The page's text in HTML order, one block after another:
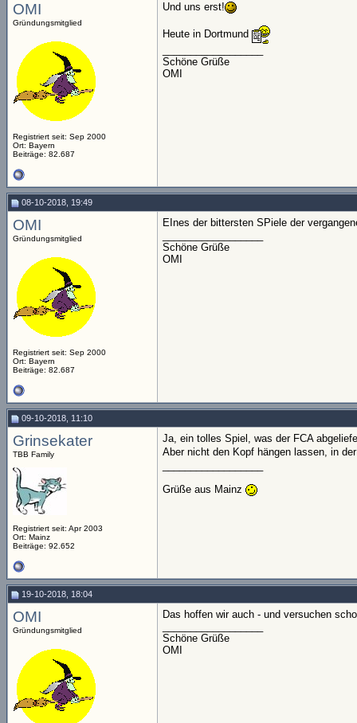
OMI
Gründungsmitglied
Registriert seit: Sep 2000
Ort: Bayern
Beiträge: 82.687
Und uns erst!
Heute in Dortmund
Schöne Grüße
OMI
08-10-2018, 19:49
OMI
Gründungsmitglied
Registriert seit: Sep 2000
Ort: Bayern
Beiträge: 82.687
EInes der bittersten SPiele der
Schöne Grüße
OMI
09-10-2018, 11:10
Grinsekater
TBB Family
Registriert seit: Apr 2003
Ort: Mainz
Beiträge: 92.652
Ja, ein tolles Spiel, was der FCA
Aber nicht den Kopf hängen lassen, in
Grüße aus Mainz
19-10-2018, 18:04
OMI
Gründungsmitglied
Das hoffen wir auch - und versuchen
Schöne Grüße
OMI